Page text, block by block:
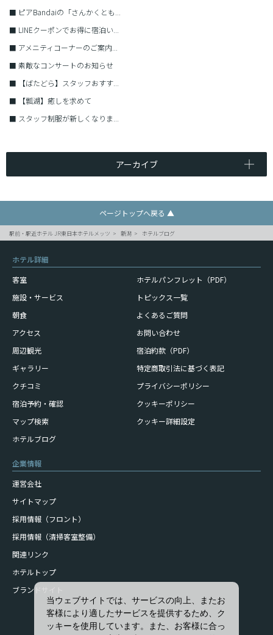
■ ピアBandaiの「さんかくとも...
■ LINEクーポンでお得に宿泊い...
■ アメニティコーナーのご案内...
■ 素敵なコンサートのお知らせ
■
【ばたどら】スタッフおすす...
■
【瓢湖】癒しを求めて
■ スタッフ制服が新しくなりま...
アーカイブ
ページトップへ戻る ▲
駅前・駅近ホテル JR東日本ホテルメッツ 新潟 ホテルブログ
ホテル詳細
客室
施設・サービス
朝食
アクセス
周辺観光
ギャラリー
クチコミ
宿泊予約・確認
マップ検索
ホテルブログ
ホテルパンフレット（PDF）
トピックス一覧
よくあるご質問
お問い合わせ
宿泊約款（PDF）
特定商取引法に基づく表記
プライバシーポリシー
クッキーポリシー
クッキー詳細設定
企業情報
運営会社
サイトマップ
採用情報（フロント）
採用情報（清掃客室整備）
関連リンク
ホテルトップ
ブランドサイト
当ウェブサイトでは、サービスの向上、またお
客様により適したサービスを提供するため、ク
ッキーを使用しています。また、お客様に合っ